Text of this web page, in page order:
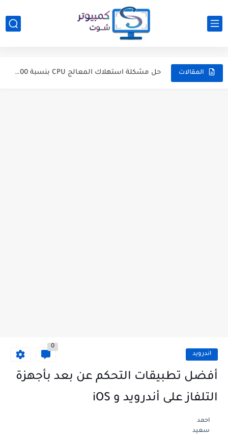
المقالات
كيفية نسخ النص من المواقع المحمية على جوجل كروم
حل مشكلة استهلاك المعالج CPU بنسبة 100% | الحلول الأكثر...
اندرويد
0
أفضل تطبيقات التحكم عن بعد بأجهزة
التلفاز على أندرويد و iOS
احمد
سعيد